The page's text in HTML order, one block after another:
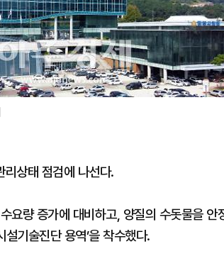
리상태 점검에 나선다.
요량 증가에 대비하고, 양질의 수돗물을 안
기술진단 용역’을 착수했다.